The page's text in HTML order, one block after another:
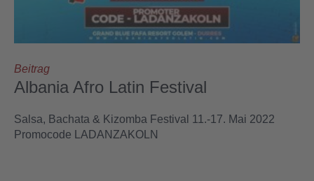
Beitrag
Albania Afro Latin Festival
Salsa, Bachata & Kizomba Festival 11.-17. Mai 2022
Promocode LADANZAKOLN